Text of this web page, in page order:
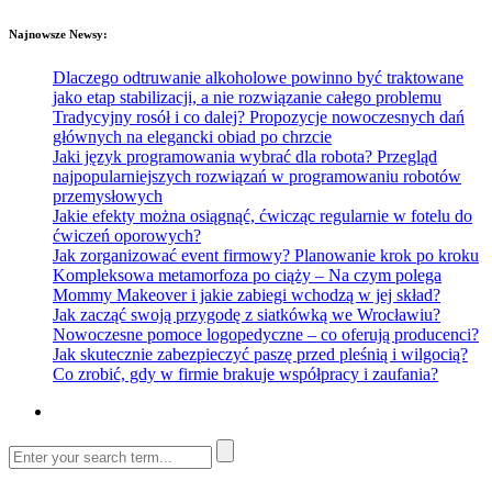
Najnowsze Newsy:
Dlaczego odtruwanie alkoholowe powinno być traktowane
jako etap stabilizacji, a nie rozwiązanie całego problemu
Tradycyjny rosół i co dalej? Propozycje nowoczesnych dań
głównych na elegancki obiad po chrzcie
Jaki język programowania wybrać dla robota? Przegląd
najpopularniejszych rozwiązań w programowaniu robotów
przemysłowych
Jakie efekty można osiągnąć, ćwicząc regularnie w fotelu do
ćwiczeń oporowych?
Jak zorganizować event firmowy? Planowanie krok po kroku
Kompleksowa metamorfoza po ciąży – Na czym polega
Mommy Makeover i jakie zabiegi wchodzą w jej skład?
Jak zacząć swoją przygodę z siatkówką we Wrocławiu?
Nowoczesne pomoce logopedyczne – co oferują producenci?
Jak skutecznie zabezpieczyć paszę przed pleśnią i wilgocią?
Co zrobić, gdy w firmie brakuje współpracy i zaufania?